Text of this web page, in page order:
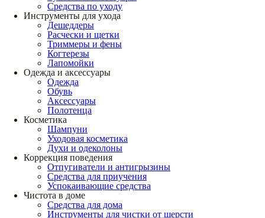
Средства по уходу
Инструменты для ухода
Дешеддеры
Расчески и щетки
Триммеры и фены
Когтерезы
Лапомойки
Одежда и аксессуары
Одежда
Обувь
Аксессуары
Полотенца
Косметика
Шампуни
Уходовая косметика
Духи и одеколоны
Коррекция поведения
Отпугиватели и антигрызины
Средства для приучения
Успокаивающие средства
Чистота в доме
Средства для дома
Инструменты для чистки от шерсти